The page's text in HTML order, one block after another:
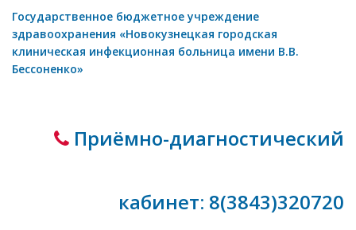
Государственное бюджетное учреждение
здравоохранения «Новокузнецкая городская
клиническая инфекционная больница имени В.В.
Бессоненко»
Приёмно-диагностический
кабинет: 8(3843)320720